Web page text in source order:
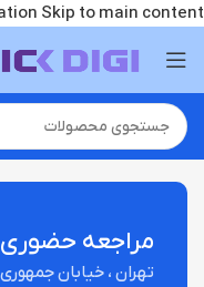
Skip to main content
مراجعه حضوری
تهران ، خیابان جمهوری